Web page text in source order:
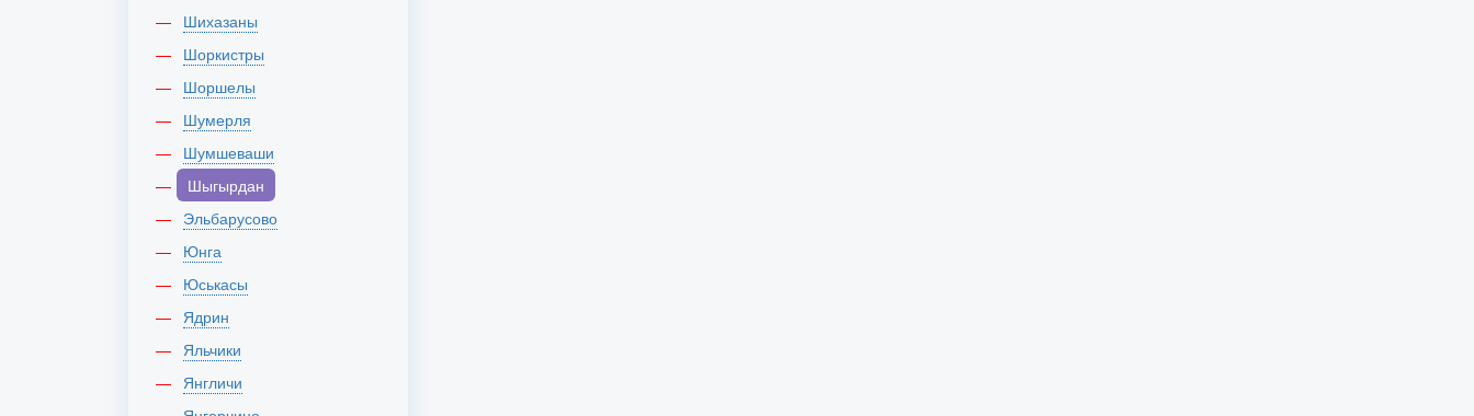
Шихазаны
Шоркистры
Шоршелы
Шумерля
Шумшеваши
Шыгырдан
Эльбарусово
Юнга
Юськасы
Ядрин
Яльчики
Янгличи